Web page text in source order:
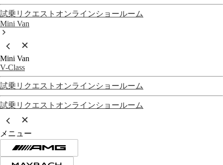
試乗リクエスト オンラインショールーム
Mini Van
Mini Van
V-Class
試乗リクエスト オンラインショールーム
試乗リクエスト オンラインショールーム
メニュー